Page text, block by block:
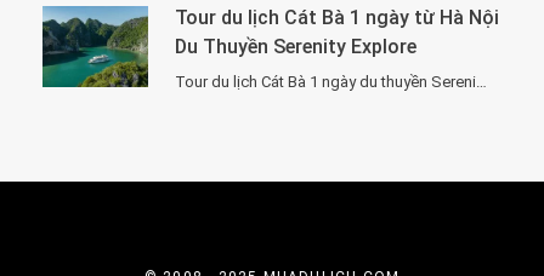
Tour du lịch Cát Bà 1 ngày từ Hà Nội
Du Thuyền Serenity Explore